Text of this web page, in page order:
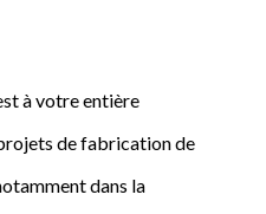
à votre entière
de fabrication de
dans la